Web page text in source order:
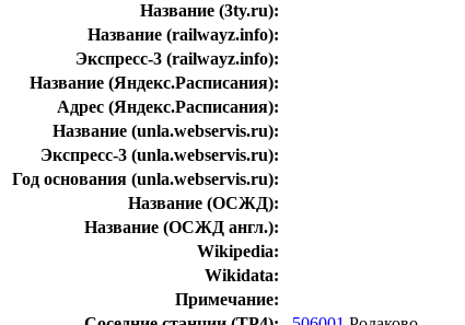
Название (3ty.ru):
Название (railwayz.info):
Экспресс-3 (railwayz.info):
Название (Яндекс.Расписания):
Адрес (Яндекс.Расписания):
Название (unla.webservis.ru):
Экспресс-3 (unla.webservis.ru):
Год основания (unla.webservis.ru):
Название (ОСЖД):
Название (ОСЖД англ.):
Wikipedia:
Wikidata:
Примечание: